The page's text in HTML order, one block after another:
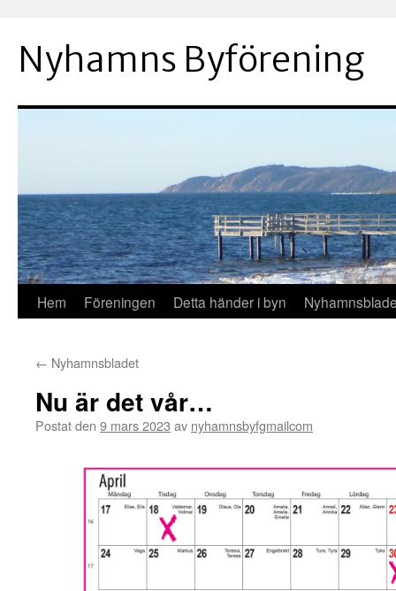
innehåll
Nyhamns Byförening
Hem Föreningen Detta händer i byn
← Nyhamnsbladet
Nu är det vår…
Postat den 9 mars 2023 av nyhamnsbyfgmailcom